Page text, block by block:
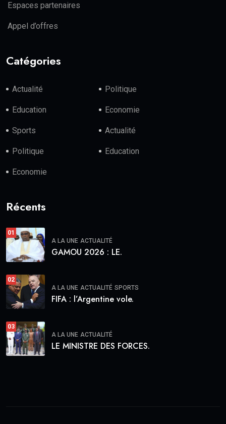
Espaces partenaires
Appel d’offres
Catégories
Actualité Politique
Education Economie
Sports Actualité
Politique Education
Economie
Récents
01
A LA UNE ACTUALITÉ
GAMOU 2026 : LE.
02
A LA UNE ACTUALITÉ SPORTS
FIFA : l’Argentine vole.
03
A LA UNE ACTUALITÉ
LE MINISTRE DES FORCES.